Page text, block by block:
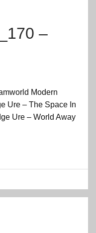
–
Modern
Ure – The Space In
Ure – World Away